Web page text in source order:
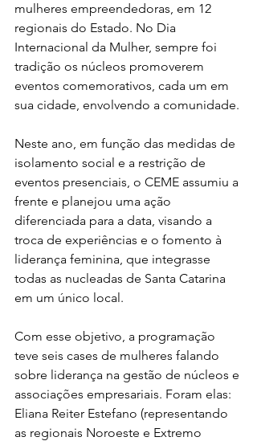
mulheres empreendedoras, em 12
regionais do Estado. No Dia
Internacional da Mulher, sempre foi
tradição os núcleos promoverem
eventos comemorativos, cada um em
sua cidade, envolvendo a comunidade.
Neste ano, em função das medidas de
isolamento social e a restrição de
eventos presenciais, o CEME assumiu a
frente e planejou uma ação
diferenciada para a data, visando a
troca de experiências e o fomento à
liderança feminina, que integrasse
todas as nucleadas de Santa Catarina
em um único local.
Com esse objetivo, a programação
teve seis cases de mulheres falando
sobre liderança na gestão de núcleos e
associações empresariais. Foram elas:
Eliana Reiter Estefano (representando
as regionais Noroeste e Extremo